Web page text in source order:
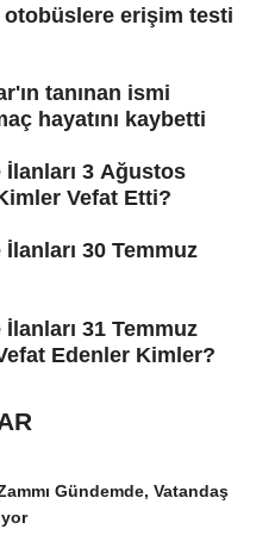
erişim testi
tanınan ismi
hayatını kaybetti
3 Ağustos
Vefat Etti?
30 Temmuz
31 Temmuz
Edenler Kimler?
Gündemde, Vatandaş